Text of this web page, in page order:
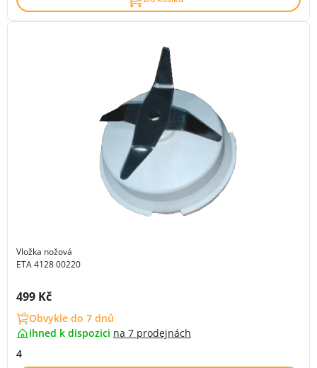
Vložka nožová
ETA 4128 00220
Cena s DPH:
499 Kč
Obvykle do 7 dnů
ihned k dispozici na 7 prodejnách
4